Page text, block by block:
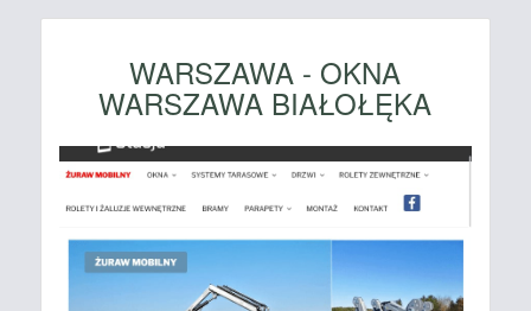
WARSZAWA - OKNA
WARSZAWA BIAŁOŁĘKA